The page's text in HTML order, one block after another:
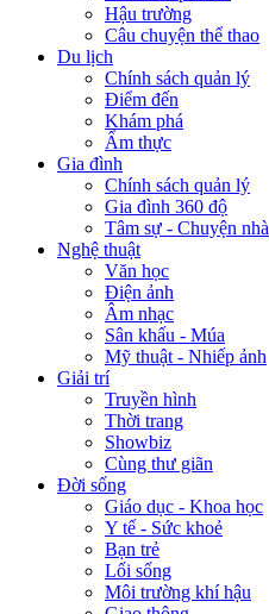
Hậu trường
Câu chuyện thể thao
Du lịch
Chính sách quản lý
Điểm đến
Khám phá
Ẩm thực
Gia đình
Chính sách quản lý
Gia đình 360 độ
Tâm sự - Chuyện nhà
Nghệ thuật
Văn học
Điện ảnh
Âm nhạc
Sân khấu - Múa
Mỹ thuật - Nhiếp ảnh
Giải trí
Truyền hình
Thời trang
Showbiz
Cùng thư giãn
Đời sống
Giáo dục - Khoa học
Y tế - Sức khoẻ
Bạn trẻ
Lối sống
Môi trường khí hậu